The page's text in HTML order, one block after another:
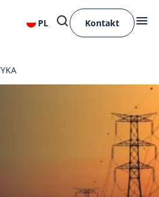
PL Kontakt